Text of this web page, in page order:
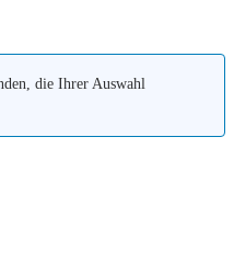
die Ihrer Auswahl